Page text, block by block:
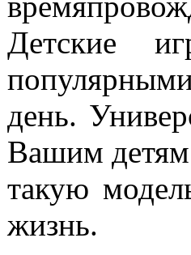
Детские
день.
Вашим детям
такую
жизнь.